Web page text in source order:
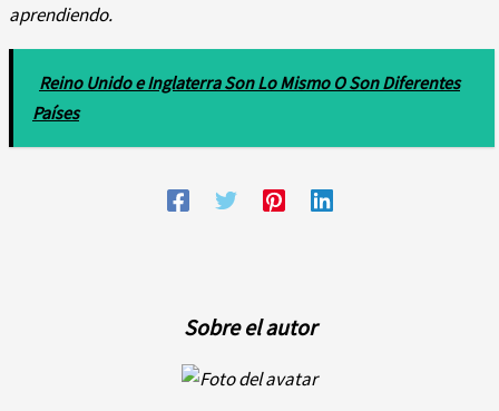
aprendiendo.
Reino Unido e Inglaterra Son Lo Mismo O Son Diferentes
Países
Sobre el autor